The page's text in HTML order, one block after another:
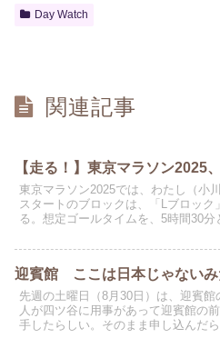
Day Watch
関連記事
【走る！】東京マラソン2025
東京マラソン2025では、わたし（小
スタートのブロックは、「Lブロッ
る。想定ゴールタイムを、5時間30
迎賓館 ここは日本じゃないみ
先週の土曜日（8月30日）は、迎賓
人が四ツ谷に用事があって迎賓館の
手したらしい。そのまま申し込んだ
がまわってきた。めったに見られな